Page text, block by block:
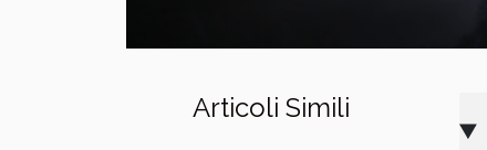
Articoli Simili